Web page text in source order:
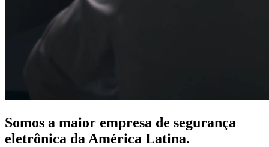
Somos a maior empresa de segurança
eletrônica da América Latina.